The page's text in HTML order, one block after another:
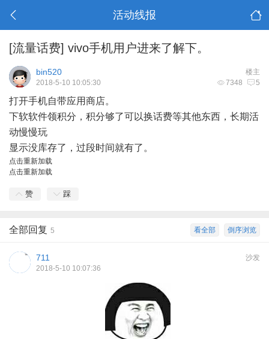
活动线报
[流量话费] vivo手机用户进来了解下。
楼主
bin520
7348 5
2018-5-10 10:05:30
打开手机自带应用商店。
下软软件领积分，积分够了可以换话费等其他东西，长期活
动慢慢玩
显示没库存了，过段时间就有了。
点击重新加载
点击重新加载
赞 踩
倒序浏览
看全部
全部回复 5
沙发
711
2018-5-10 10:07:36